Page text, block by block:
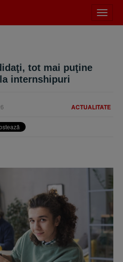
meniu
tot mai puţine
internshipuri
ACTUALITATE